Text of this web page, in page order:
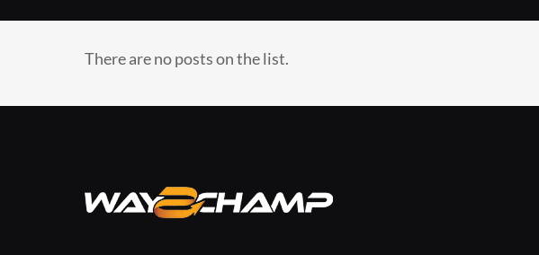
There are no posts on the list.